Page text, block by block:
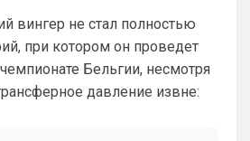
вингер не стал полностью
при котором он проведет
Бельгии, несмотря
давление извне:
есть
тоже через это